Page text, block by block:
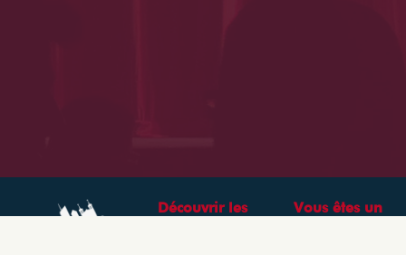
Découvrir les
Vous êtes un